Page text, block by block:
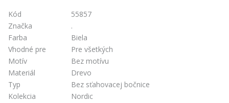
Kód
55857
Značka
.
Farba
Biela
Vhodné pre
Pre všetkých
Motív
Bez motívu
Materiál
Drevo
Typ
Bez sťahovacej bočnice
Kolekcia
Nordic